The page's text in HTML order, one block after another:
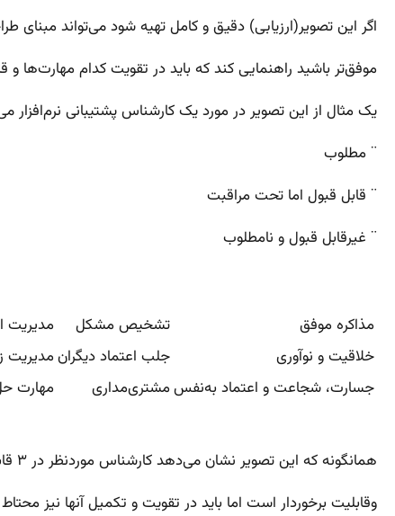
اگر این تصویر(ارزیابی) دقیق و کامل تهیه شود می‌تواند مبنای
موفق‌تر باشید راهنمایی کند که باید در تقویت کدام مهارت‌ها و
یک مثال از این تصویر در مورد یک کارشناس پشتیبانی نرم‌افزار
¨ مطلوب
¨ قابل قبول اما تحت مراقبت
¨ غیرقابل قبول و نامطلوب
مذاکره موفق تشخیص مشکل
مدیریت
خلاقیت و نوآوری
جلب اعتماد دیگرانمدیریت
جسارت، شجاعت و اعتماد به‌نفسمشتری‌مداری مهارت
همانگونه که این تصویر نشان می‌دهد کارشناس موردنظر در ۳ قابلیت و مهارت وضعیت مطلوبی دارد، در ۴ قابلیت در حال حاضر از سطح قابل قبولی از مهارت
وقابلیت برخوردار است اما باید در تقویت و تکمیل آنها نیز محتاط و مراقب باشد، اما همین حالا در